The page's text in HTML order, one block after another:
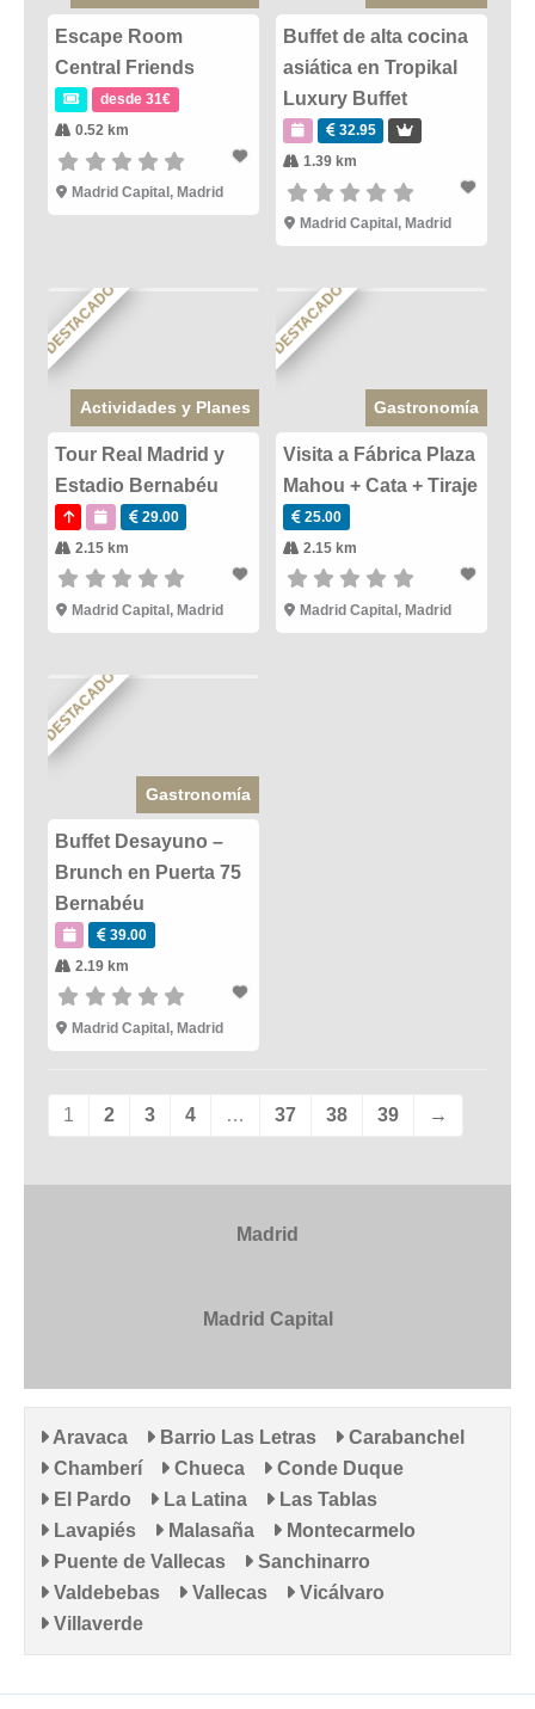
Escape Room
Central Friends
desde 31€
0.52 km
Madrid Capital , Madrid
Buffet de alta cocina
asiática en Tropikal
Luxury Buffet
32.95
1.39 km
Madrid Capital , Madrid
DESTACADO
Actividades y Planes
Tour Real Madrid y
Estadio Bernabéu
29.00
2.15 km
Madrid Capital, Madrid
DESTACADO
Gastronomía
Visita a Fábrica Plaza
Mahou + Cata + Tiraje
25.00
2.15 km
Madrid Capital, Madrid
DESTACADO
Gastronomía
Buffet Desayuno –
Brunch en Puerta 75
Bernabéu
39.00
2.19 km
Madrid Capital, Madrid
1 2 3 4 … 37 38 39 →
Madrid
Madrid Capital
Aravaca Barrio Las Letras
Carabanchel
Chamberí
Chueca
Conde Duque
El Pardo
La Latina
Las Tablas
Lavapiés
Malasaña
Montecarmelo
Puente de Vallecas
Sanchinarro
Valdebebas
Vallecas
Vicálvaro
Villaverde